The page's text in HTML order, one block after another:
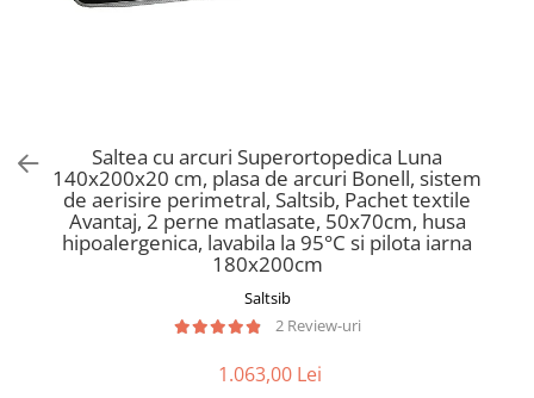
Saltele Pocket
Saltele Memory Pocket
Saltele cu plasa arcuri
Saltele cu spuma
Saltele cu spuma
Saltele cu spuma poliuretanica
Noptiere
Scaune pentru living
Seturi comode living si vitrine
Mobila living
Scaune birou copii
Scaune resigilate
Scaune gradinita
Scaune conferinta
Saltea cu arcuri Superortopedica Luna
140x200x20 cm, plasa de arcuri Bonell, sistem
de aerisire perimetral, Saltsib, Pachet textile
Avantaj, 2 perne matlasate, 50x70cm, husa
hipoalergenica, lavabila la 95°C si pilota iarna
180x200cm
Saltsib
2 Review-uri
1.063,00 Lei